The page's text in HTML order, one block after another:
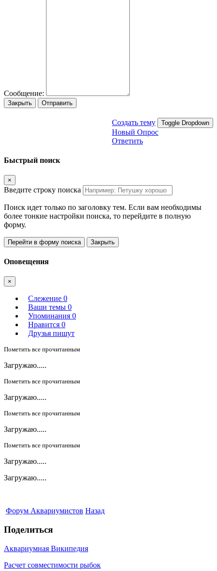
Сообщение:
Закрыть Отправить
Создать тему Toggle Dropdown
Новый Опрос
Ответить
Быстрый поиск
×
Введите строку поиска
Поиск идет только по заголовку тем. Если вам необходимы
более тонкие настройки поиска, то перейдите в полную
форму.
Перейти в форму поиска Закрыть
Оповещения
×
Слежение 0
Ваши темы 0
Упоминания 0
Нравится 0
Друзья пишут
Пометить все прочитанным
Загружаю.....
Пометить все прочитанным
Загружаю.....
Пометить все прочитанным
Загружаю.....
Пометить все прочитанным
Загружаю.....
Загружаю.....
Форум Аквариумистов Назад
Поделиться
Аквариумная Википедия
Расчет совместимости рыбок